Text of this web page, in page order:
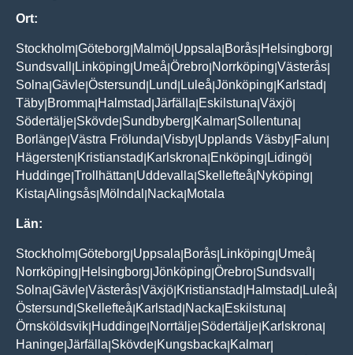
Ort:
Stockholm Göteborg Malmö Uppsala Borås Helsingborg
Sundsvall
Linköping Umeå Örebro Norrköping Västerås
Solna Gävle Östersund Lund Luleå Jönköping Karlstad
Täby Bromma Halmstad Järfälla Eskilstuna Växjö
Södertälje Skövde Sundbyberg Kalmar Sollentuna
Borlänge Västra Frölunda Visby Upplands Väsby Falun
Hägersten Kristianstad Karlskrona Enköping Lidingö
Huddinge Trollhättan Uddevalla Skellefteå Nyköping
Kista Alingsås Mölndal Nacka Motala
Län:
Stockholm Göteborg Uppsala Borås Linköping Umeå
Norrköping Helsingborg Jönköping Örebro Sundsvall
Solna Gävle Västerås Växjö Kristianstad Halmstad Luleå
Östersund Skellefteå Karlstad Nacka Eskilstuna
Örnsköldsvik Huddinge Norrtälje Södertälje Karlskrona
Haninge Järfälla Skövde Kungsbacka Kalmar